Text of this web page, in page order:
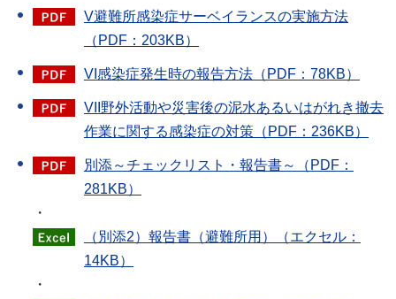
V避難所感染症サーベイランスの実施方法
（PDF：203KB）
VI感染症発生時の報告方法（PDF：78KB）
VII野外活動や災害後の泥水あるいはがれき撤去
作業に関する感染症の対策（PDF：236KB）
別添～チェックリスト・報告書～（PDF：
281KB）
・
（別添2）報告書（避難所用）（エクセル：
14KB）
・